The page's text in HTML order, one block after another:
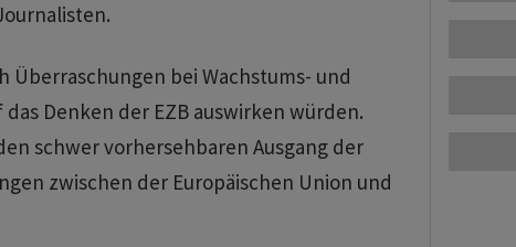
Überraschungen bei Wachstums- und
Denken der EZB auswirken würden.
schwer vorhersehbaren Ausgang der
zwischen der Europäischen Union und